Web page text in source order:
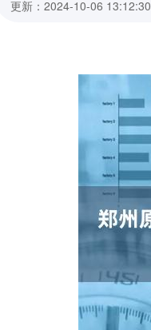
更新：2024-10-06 13:12:30